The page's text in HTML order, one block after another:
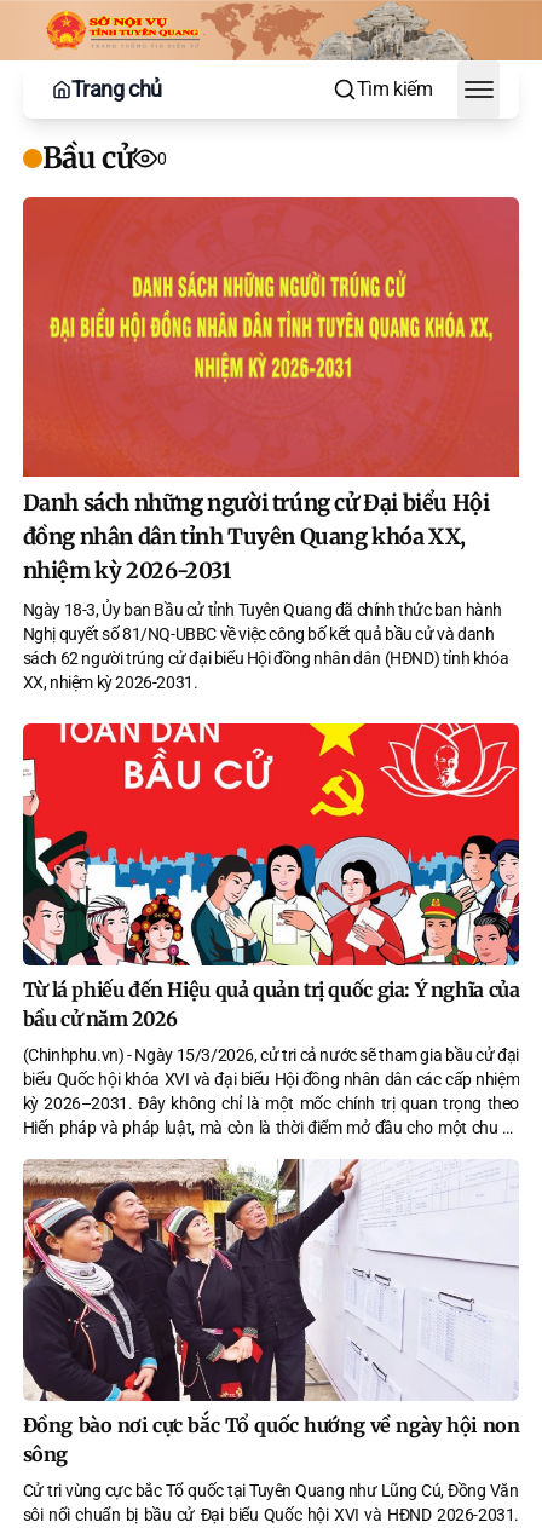
Trang chủ Tìm kiếm
Toggle
Bầu cử 0
Danh sách những người trúng cử Đại biểu Hội
đồng nhân dân tỉnh Tuyên Quang khóa XX,
nhiệm kỳ 2026-2031
Ngày 18-3, Ủy ban Bầu cử tỉnh Tuyên Quang đã chính thức ban hành
Nghị quyết số 81/NQ-UBBC về việc công bố kết quả bầu cử và danh
sách 62 người trúng cử đại biểu Hội đồng nhân dân (HĐND) tỉnh khóa
XX, nhiệm kỳ 2026-2031.
Từ lá phiếu đến Hiệu quả quản trị quốc gia: Ý nghĩa của
bầu cử năm 2026
(Chinhphu.vn) - Ngày 15/3/2026, cử tri cả nước sẽ tham gia bầu cử đại
biểu Quốc hội khóa XVI và đại biểu Hội đồng nhân dân các cấp nhiệm
kỳ 2026–2031. Đây không chỉ là một mốc chính trị quan trọng theo
Hiến pháp và pháp luật, mà còn là thời điểm mở đầu cho một chu kỳ
nâng cao năng lực thực thi và tăng tốc phát triển đang đặt ra ngày
càng cấp thiết.
Đồng bào nơi cực bắc Tổ quốc hướng về ngày hội non
sông
Cử tri vùng cực bắc Tổ quốc tại Tuyên Quang như Lũng Cú, Đồng Văn
sôi nổi chuẩn bị bầu cử Đại biểu Quốc hội XVI và HĐND 2026-2031.